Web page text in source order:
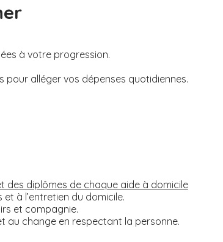
à votre progression.
alléger vos dépenses quotidiennes.
des diplômes de chaque aide à domicile
à l’entretien du domicile.
et compagnie.
au change en respectant la personne.